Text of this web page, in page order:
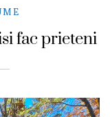
fac prieteni